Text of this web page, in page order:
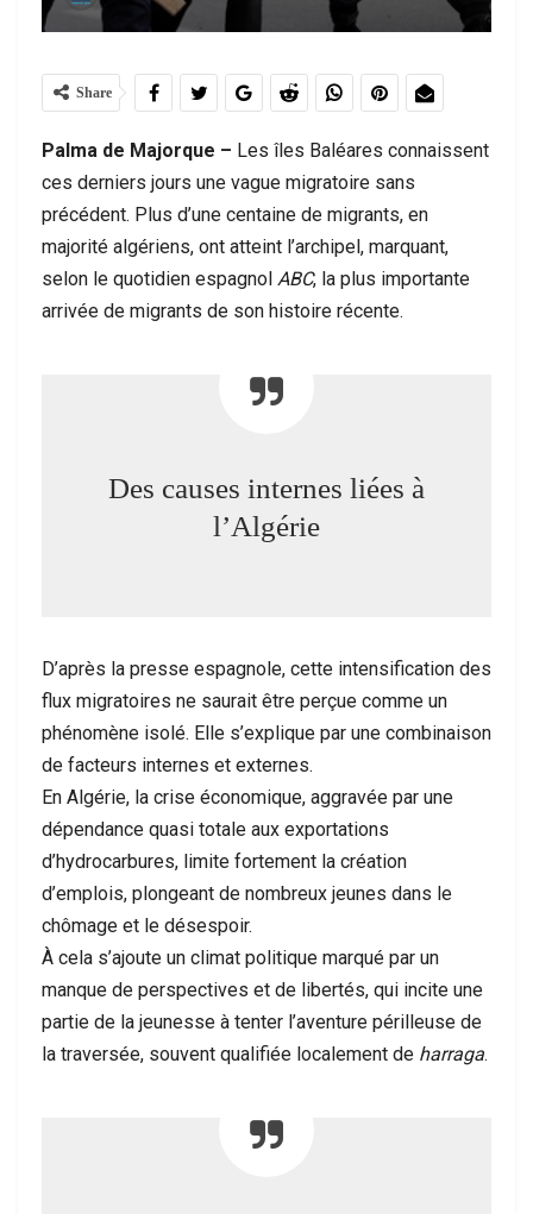
Share
Palma de Majorque – Les îles Baléares connaissent
ces derniers jours une vague migratoire sans
précédent. Plus d’une centaine de migrants, en
majorité algériens, ont atteint l’archipel, marquant,
selon le quotidien espagnol ABC, la plus importante
arrivée de migrants de son histoire récente.
Des causes internes liées à
l’Algérie
D’après la presse espagnole, cette intensification des
flux migratoires ne saurait être perçue comme un
phénomène isolé. Elle s’explique par une combinaison
de facteurs internes et externes.
En Algérie, la crise économique, aggravée par une
dépendance quasi totale aux exportations
d’hydrocarbures, limite fortement la création
d’emplois, plongeant de nombreux jeunes dans le
chômage et le désespoir.
À cela s’ajoute un climat politique marqué par un
manque de perspectives et de libertés, qui incite une
partie de la jeunesse à tenter l’aventure périlleuse de
la traversée, souvent qualifiée localement de harraga.